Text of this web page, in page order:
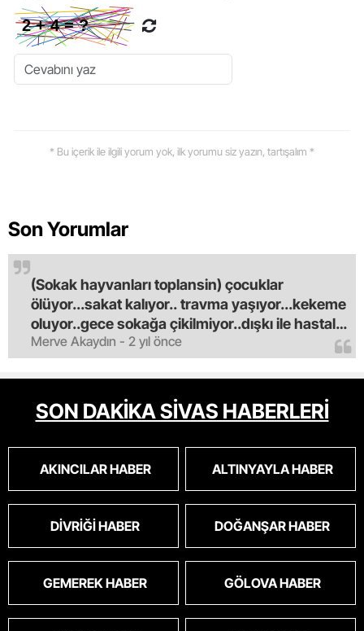
* Bu içerik ile ilgili yorum yok, ilk yorumu siz yazın, tartışalım *
Son Yorumlar
Merve Akaydın - 2 yıl önce
(Sokak hayvanları toplansin) çocuklar
ölüyor...sakat kalıyor.. travma yaşıyor...kekeme
oluyor..gece sokağa çikilmiyor..dışkı ile hastalık
saciyorlar.araba ve taksi olmadan eve
gldemiyoruz.artik bıktık.mama lobisinden para
alan tipler yüzünden bu vahşi hayvanlar
masum algısı yapılıyor.iki gün aç kalsa kendi
cinsini bile öldüren bu kopekler derhal
oldu.korkuyoruz.
SON DAKİKA SİVAS HABERLERİ
AKINCILAR HABER ALTINYAYLA HABER
DIVRIĞI HABER DOĞANŞAR HABER
GEMEREK HABER GÖLOVA HABER